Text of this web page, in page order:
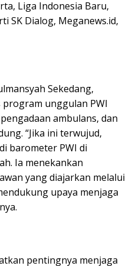
Liga Indonesia Baru,
SK Dialog, Meganews.id,
Sekedang,
unggulan PWI
ambulans, dan
“Jika ini terwujud,
barometer PWI di
Ia menekankan
yang diajarkan melalui
upaya menjaga
pentingnya menjaga